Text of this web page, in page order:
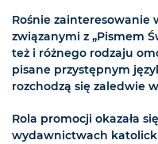
Rośnie
związanymi z „Pismem
też i różnego rodzaju
pisane przystępnym
rozchodzą się zaledwie
Rola promocji okazała
wydawnictwach